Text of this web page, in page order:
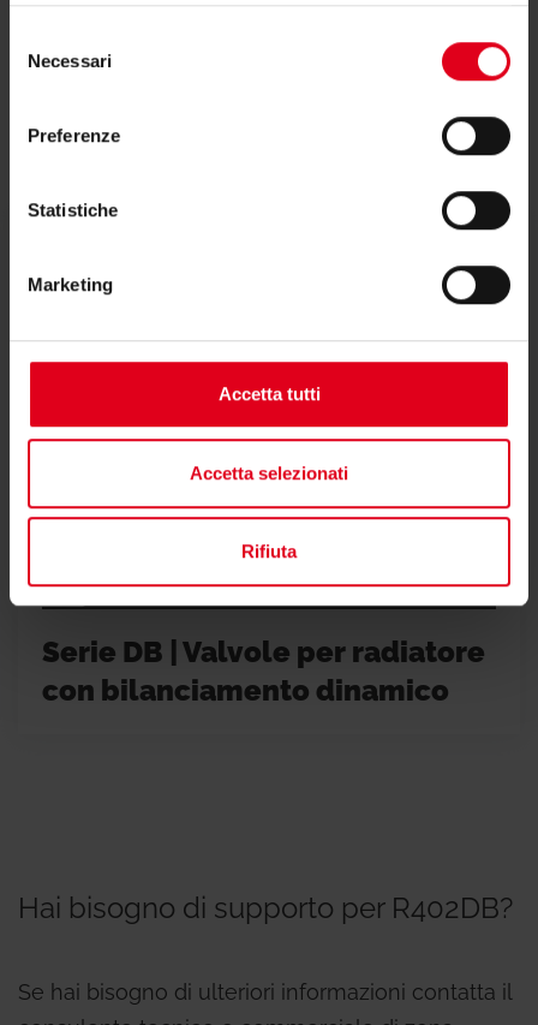
delNecessari
Preferenze
Statistiche
Marketing
Accetta tutti
Accetta selezionati
Rifiuta
Video
Serie DB | Valvole per radiatore
con bilanciamento dinamico
Hai bisogno di supporto per R402DB?
Se hai bisogno di ulteriori informazioni contatta il